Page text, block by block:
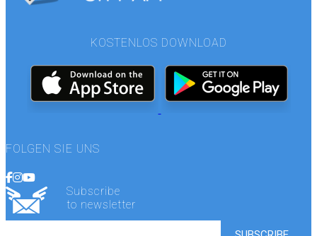
KOSTENLOS DOWNLOAD
FOLGEN SIE UNS
Subscribe
to newsletter